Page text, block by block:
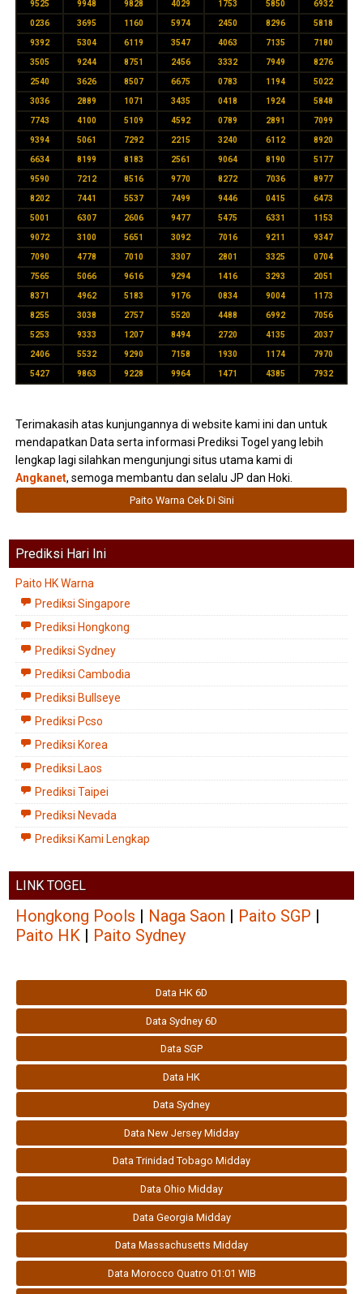
9525 9948 9828 4029 1753 5850 6932
0236 3695 1160 5974 2450 8296 5818
9392 5304 6119 3547 4063 7135 7180
3505 9244 8751 2456 3332 7949 8276
2540 3626 8507 6675 0783 1194 5022
3036 2889 1071 3435 0418 1924 5848
7743 4100 5109 4592 0789 2891 7099
9394 5061 7292 2215 3240 6112 8920
6634 8199 8183 2561 9064 8190 5177
9590 7212 8516 9770 8272 7036 8977
8202 7441 5537 7499 9446 0415 6473
5001 6307 2606 9477 5475 6331 1153
9072 3100 5651 3092 7016 9211 9347
7090 4778 7010 3307 2801 3325 0704
7565 5066 9616 9294 1416 3293 2051
8371 4962 5183 9176 0834 9004 1173
8255 3038 2757 5520 4488 6992 7056
5253 9333 1207 8494 2720 4135 2037
2406 5532 9290 7158 1930 1174 7970
5427 9863 9228 9964 1471 4385 7932
Terimakasih atas kunjungannya di website kami ini dan untuk
mendapatkan Data serta informasi Prediksi Togel yang lebih
lengkap lagi silahkan mengunjungi situs utama kami di
Angkanet, semoga membantu dan selalu JP dan Hoki.
Paito Warna Cek Di Sini
Prediksi Hari Ini
Paito HK Warna
Prediksi Singapore
Prediksi Hongkong
Prediksi Sydney
Prediksi Cambodia
Prediksi Bullseye
Prediksi Pcso
Prediksi Korea
Prediksi Laos
Prediksi Taipei
Prediksi Nevada
Prediksi Kami Lengkap
LINK TOGEL
Hongkong Pools | Naga Saon | Paito SGP |
Paito HK | Paito Sydney
Data HK 6D
Data Sydney 6D
Data SGP
Data HK
Data Sydney
Data New Jersey Midday
Data Trinidad Tobago Midday
Data Ohio Midday
Data Georgia Midday
Data Massachusetts Midday
Data Morocco Quatro 01:01 WIB